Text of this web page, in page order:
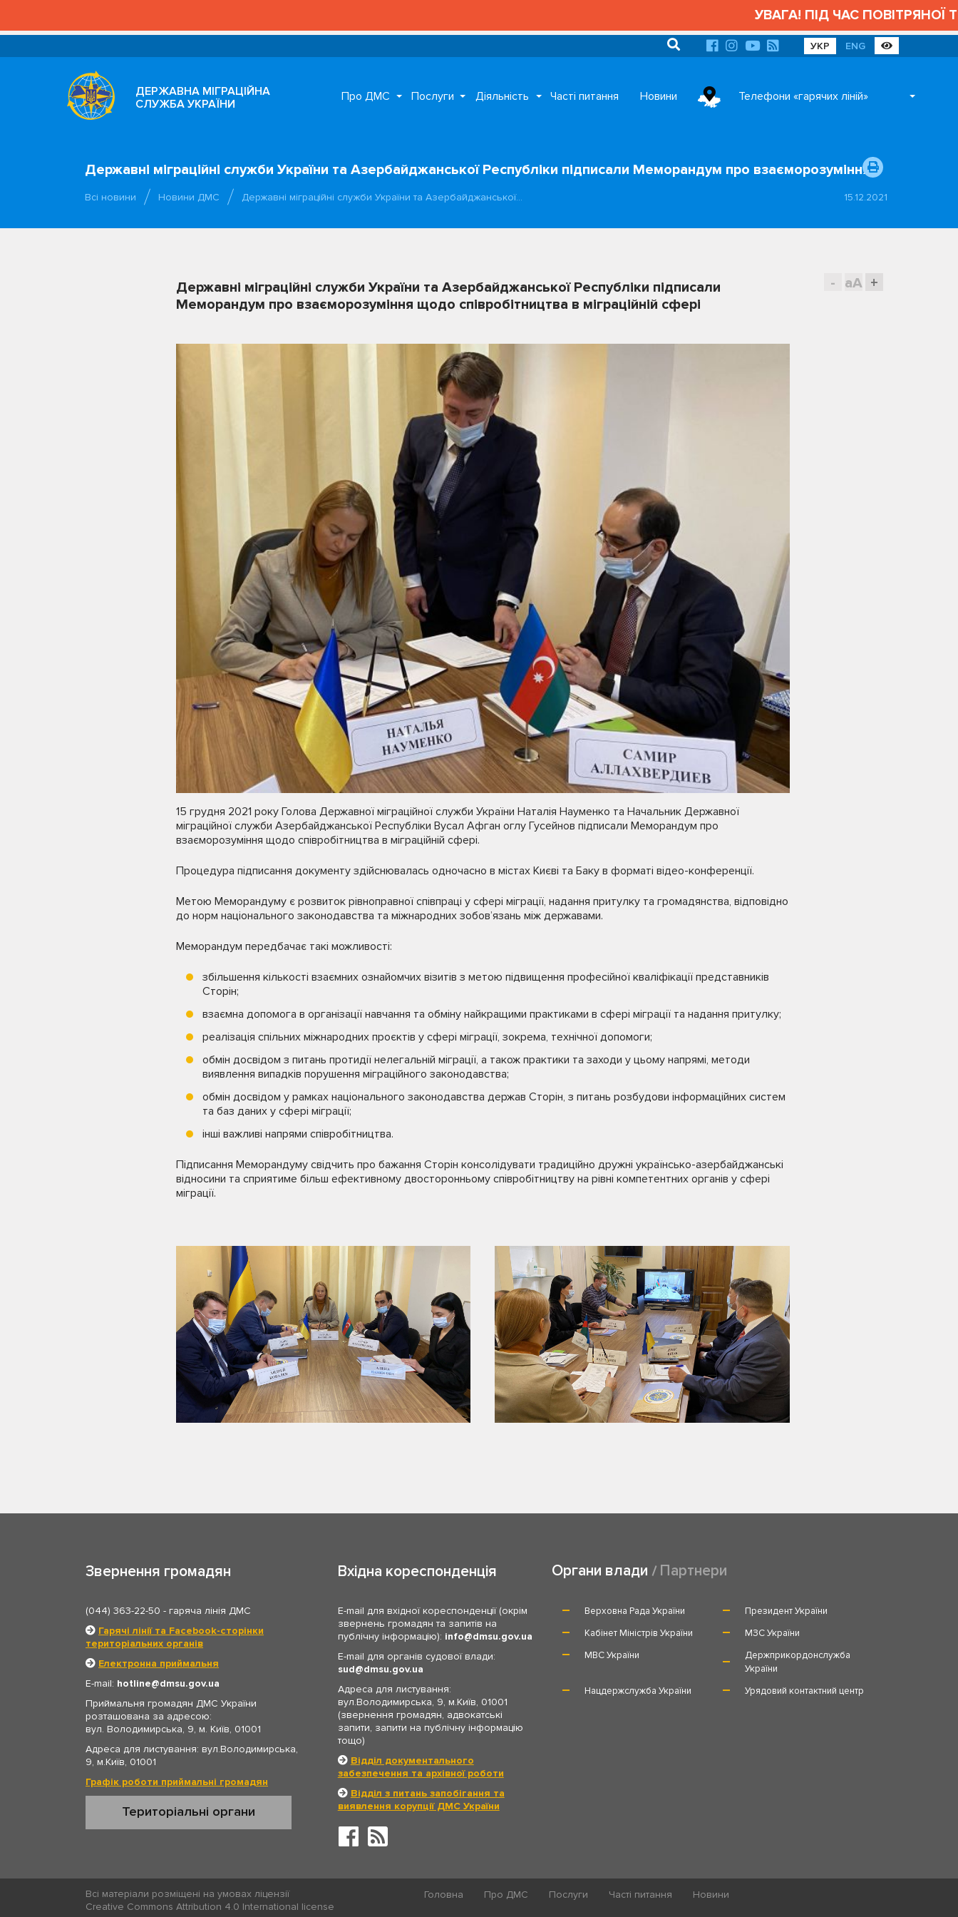
УВАГА! ПІД ЧАС ПОВІТРЯНОЇ
УКР ENG
ДЕРЖАВНА МІГРАЦІЙНА
СЛУЖБА УКРАЇНИ
Про ДМС Послуги Діяльність Часті питання Новини Телефони «гарячих ліній»
Державні міграційні служби України та Азербайджанської Республіки підписали Меморандум про взаєморозуміння…
Всі новини Новини ДМС Державні міграційні служби України та Азербайджанської… 15.12.2021
- aA +
Державні міграційні служби України та Азербайджанської Республіки підписали
Меморандум про взаєморозуміння щодо співробітництва в міграційній сфері
15 грудня 2021 року Голова Державної міграційної служби України Наталія Науменко та Начальник Державної
міграційної служби Азербайджанської Республіки Вусал Афган оглу Гусейнов підписали Меморандум про
взаєморозуміння щодо співробітництва в міграційній сфері.
Процедура підписання документу здійснювалась одночасно в містах Києві та Баку в форматі відео-конференції.
Метою Меморандуму є розвиток рівноправної співпраці у сфері міграції, надання притулку та громадянства, відповідно
до норм національного законодавства та міжнародних зобов’язань між державами.
Меморандум передбачає такі можливості:
збільшення кількості взаємних ознайомчих візитів з метою підвищення професійної кваліфікації представників
Сторін;
взаємна допомога в організації навчання та обміну найкращими практиками в сфері міграції та надання притулку;
реалізація спільних міжнародних проєктів у сфері міграції, зокрема, технічної допомоги;
обмін досвідом з питань протидії нелегальній міграції, а також практики та заходи у цьому напрямі, методи
виявлення випадків порушення міграційного законодавства;
обмін досвідом у рамках національного законодавства держав Сторін, з питань розбудови інформаційних систем
та баз даних у сфері міграції;
інші важливі напрями співробітництва.
Підписання Меморандуму свідчить про бажання Сторін консолідувати традиційно дружні українсько-азербайджанські
відносини та сприятиме більш ефективному двосторонньому співробітництву на рівні компетентних органів у сфері
міграції.
Звернення громадян
(044) 363-22-50 - гаряча лінія ДМС
Гарячі лінії та Facebook-сторінки
територіальних органів
Електронна приймальня
E-mail: hotline
dmsu.gov.ua
Приймальня громадян ДМС України
розташована за адресою:
вул. Володимирська, 9, м. Київ, 01001
Адреса для листування: вул.Володимирська,
9, м.Київ, 01001
Графік роботи приймальні громадян
Територіальні органи
Вхідна кореспонденція
E-mail для вхідної кореспонденції (окрім
звернень громадян та запитів на
публічну інформацію): info
dmsu.gov.ua
E-mail для органів судової влади:
sud
dmsu.gov.ua
Адреса для листування:
вул.Володимирська, 9, м.Київ, 01001
(звернення громадян, адвокатські
запити, запити на публічну інформацію
тощо)
Відділ документального
забезпечення та архівної роботи
Відділ з питань запобігання та
виявлення корупції ДМС України
Органи влади Партнери
Верховна Рада України
Президент України
Кабінет Міністрів України
МЗС України
МВС України
Держприкордонслужба
України
Нацдержслужба України
Урядовий контактний центр
Головна Про ДМС Послуги Часті питання Новини
Всі матеріали розміщені на умовах ліцензії
Creative Commons Attribution 4.0 International license